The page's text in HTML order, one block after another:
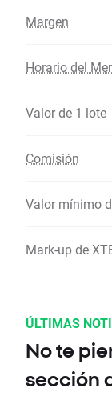
Margen
Horario del
Valor de 1 lote
Comisión
Valor mínimo
Mark-up de
ÚLTIMAS
No te
sección